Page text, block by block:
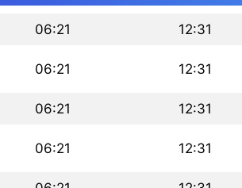
06:21 12:31
06:21 12:31
06:21 12:31
06:21 12:31